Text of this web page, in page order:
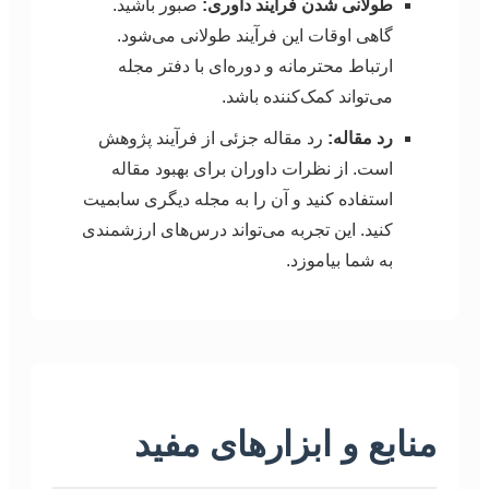
طولانی شدن فرآیند داوری: صبور باشید.
گاهی اوقات این فرآیند طولانی می‌شود.
ارتباط محترمانه و دوره‌ای با دفتر مجله
می‌تواند کمک‌کننده باشد.
رد مقاله: رد مقاله جزئی از فرآیند پژوهش
است. از نظرات داوران برای بهبود مقاله
استفاده کنید و آن را به مجله دیگری سابمیت
کنید. این تجربه می‌تواند درس‌های ارزشمندی
به شما بیاموزد.
منابع و ابزارهای مفید